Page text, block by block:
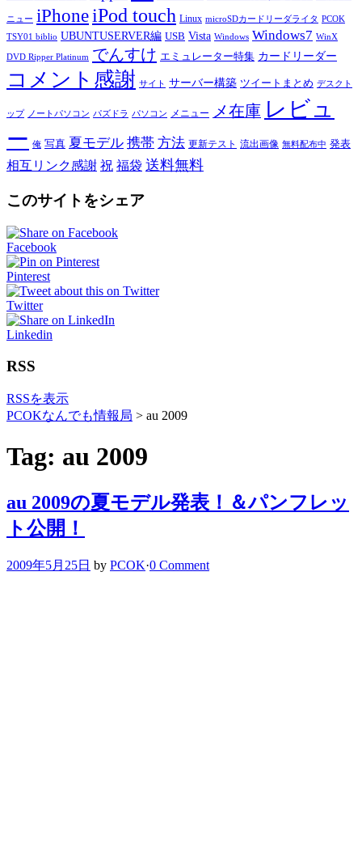
ニュー iPhoneiPod touch Linux microSDカードリーダライタ PCOK
TSY01 biblio UBUNTUSERVER編 USB Vista Windows Windows7 WinX
DVD Ripper Platinum でんすけ エミュレーター特集 カードリーダー
コメント感謝 サイト サーバー構築 ツイートまとめ デスクト
ップ ノートパソコン パズドラ パソコン メニュー メ在庫 レビュ
ー 俺 写真 夏モデル 携帯 方法 更新テスト 流出画像 無料配布中 発表
相互リンク感謝 祝 福袋 送料無料
このサイトをシェア
Facebook
Pinterest
Twitter
Linkedin
RSS
RSSを表示
PCOKなんでも情報局 > au 2009
Tag: au 2009
au 2009の夏モデル発表！＆パンフレッ
ト公開！
2009年5月25日 by PCOK·0 Comment